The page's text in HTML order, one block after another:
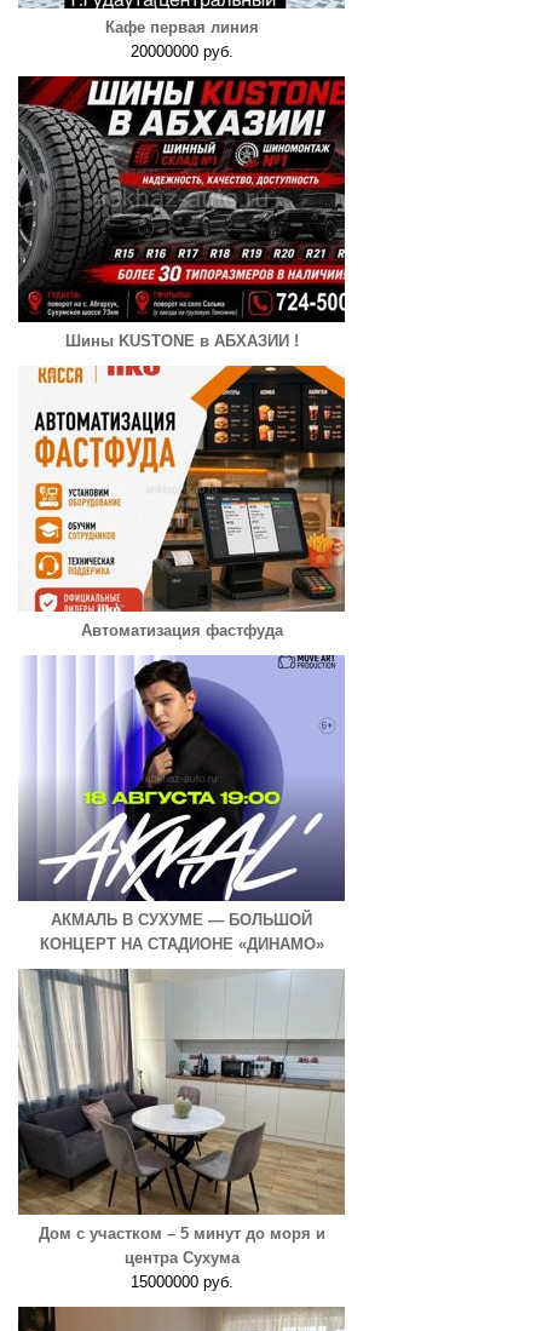
Кафе первая линия
20000000 руб.
Шины KUSTONE в АБХАЗИИ !
Автоматизация фастфуда
АКМАЛЬ В СУХУМЕ — БОЛЬШОЙ
КОНЦЕРТ НА СТАДИОНЕ «ДИНАМО»
Дом с участком – 5 минут до моря и
центра Сухума
15000000 руб.